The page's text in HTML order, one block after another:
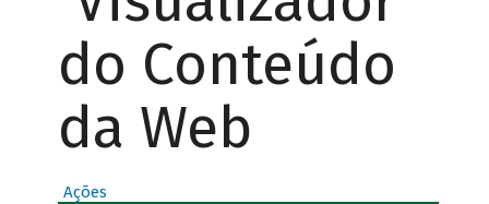
do Conteúdo
da Web
Ações